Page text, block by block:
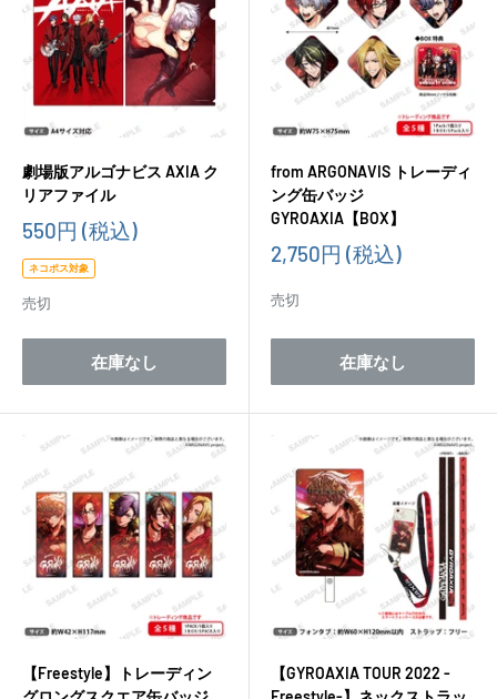
劇場版アルゴナビス AXIA ク
リアファイル
販
価
格
550円 (税込)
ネコポス対象
売切
在庫なし
from ARGONAVIS トレーディ
ング缶バッジ
GYROAXIA【BOX】
販
価
格
2,750円 (税込)
売切
在庫なし
【Freestyle】トレーディン
【GYROAXIA TOUR 2022 -